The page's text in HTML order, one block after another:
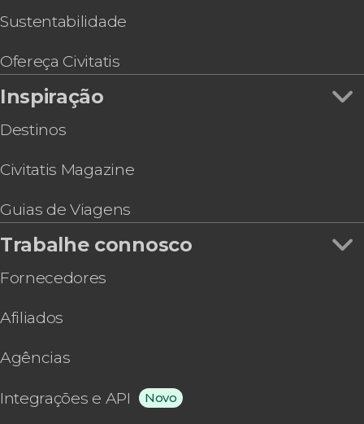
Sustentabilidade
Ofereça Civitatis
Inspiração
Destinos
Civitatis Magazine
Guias de Viagens
Trabalhe connosco
Fornecedores
Afiliados
Agências
Integrações e API Novo